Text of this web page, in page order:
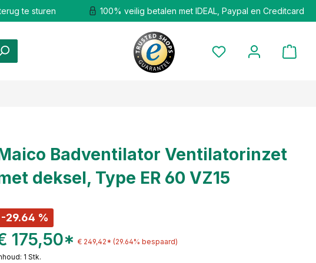
te sturen 100% veilig betalen met IDEAL, Paypal en Creditcard
Badventilator Ventilatorinzet
deksel, Type ER 60 VZ15
-29.64 %
175,50* € 249,42* (29.64% bespaard)
1 Stk.